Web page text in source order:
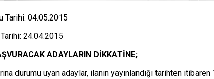
Tarihi: 04.05.2015
24.04.2015
ADAYLARIN DİKKATİNE;
durumu uyan adaylar, ilanın yayınlandığı tarihten